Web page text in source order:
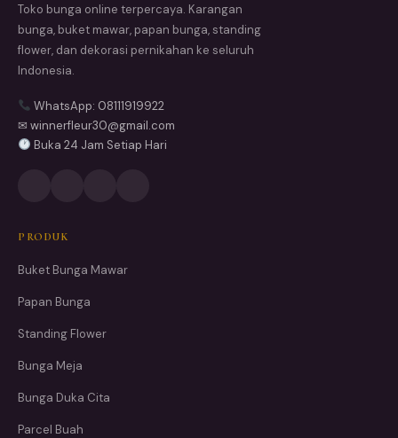
Toko bunga online terpercaya. Karangan
bunga, buket mawar, papan bunga, standing
flower, dan dekorasi pernikahan ke seluruh
Indonesia.
WhatsApp: 08111919922
✉ winnerfleur30@gmail.com
Buka 24 Jam Setiap Hari
PRODUK
Buket Bunga Mawar
Papan Bunga
Standing Flower
Bunga Meja
Bunga Duka Cita
Parcel Buah